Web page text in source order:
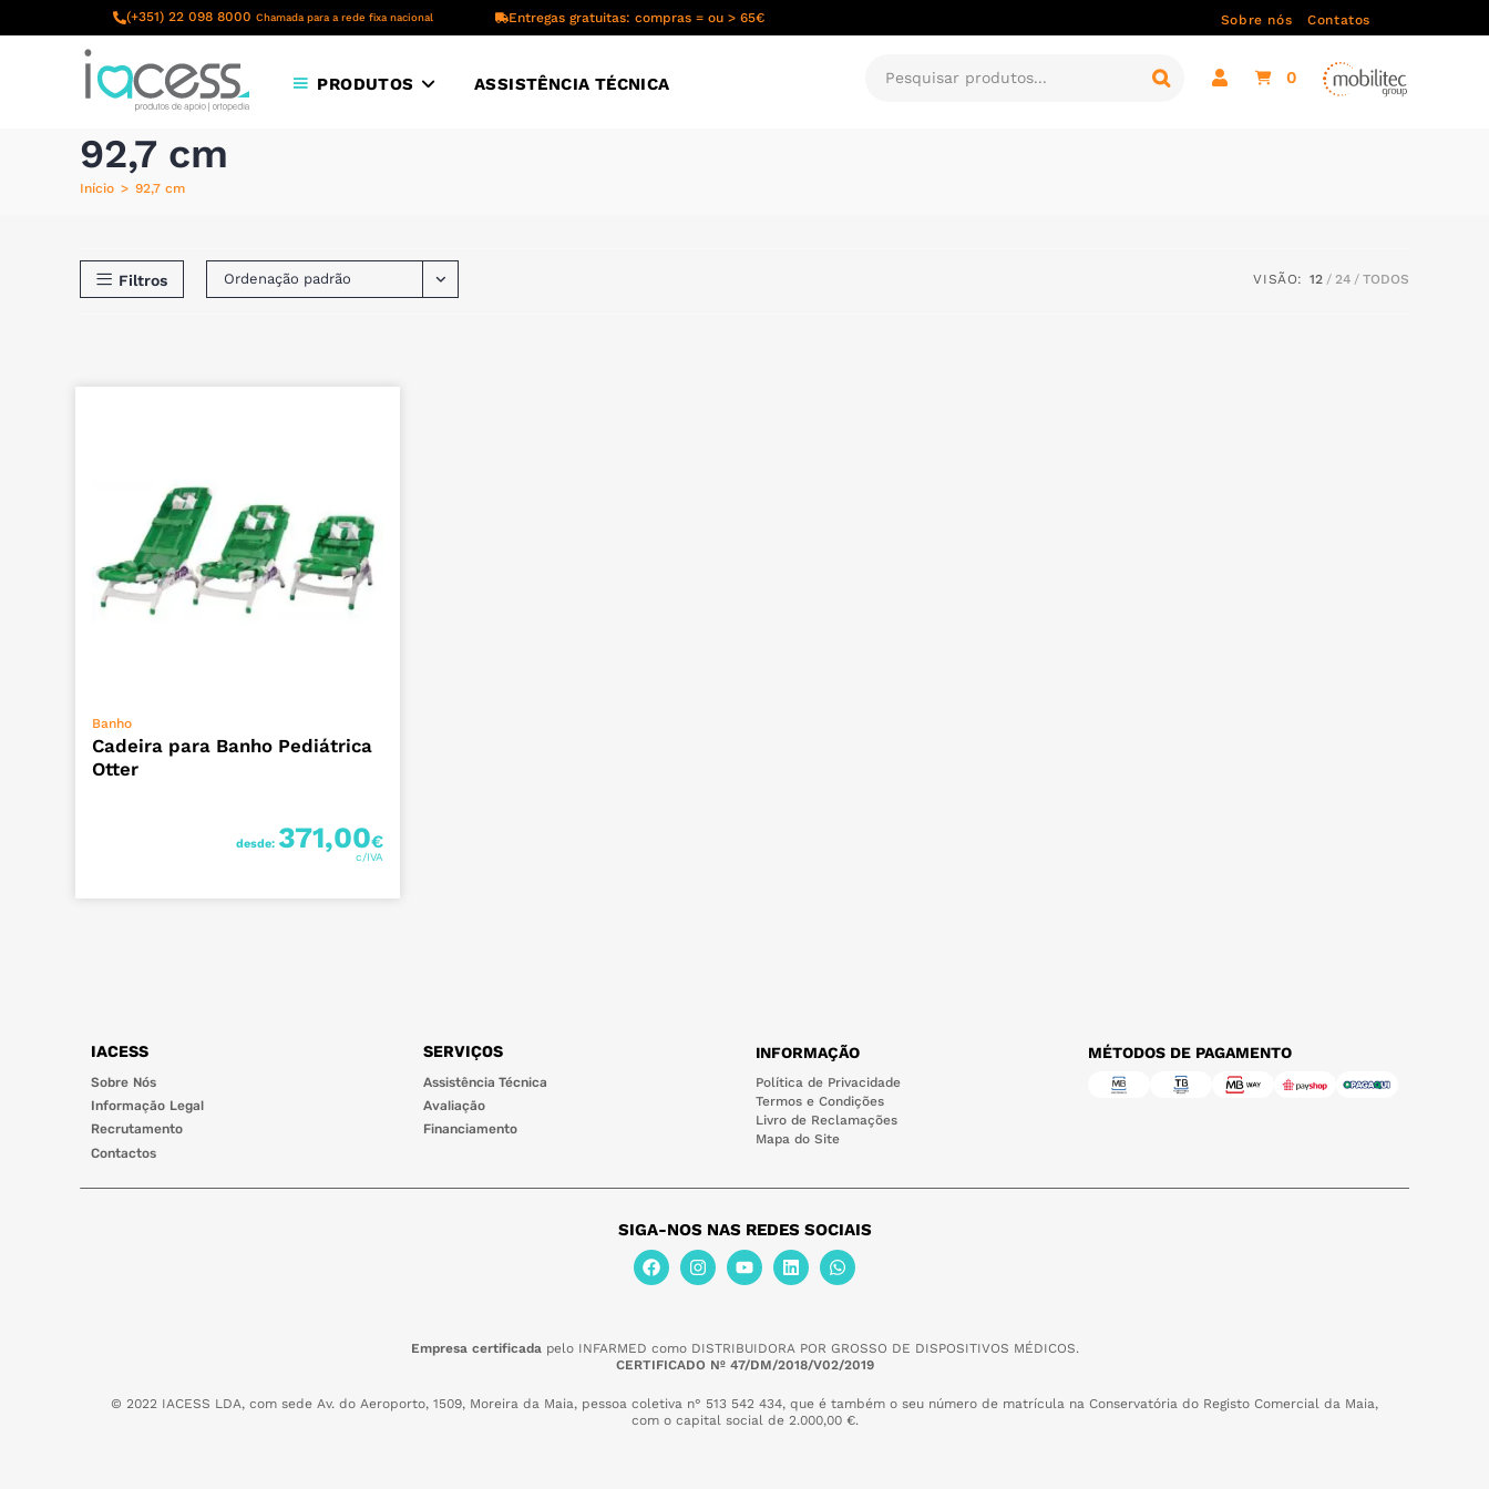
(+351) 22 098 8000 Chamada para a rede fixa nacional Entregas gratuitas: compras = ou > 65€ Sobre nós Contatos
0
PRODUTOS ASSISTÊNCIA TÉCNICA
92,7 cm
Início > 92,7 cm
Filtros Ordenação padrão VISÃO: 12 24 TODOS
Banho
Cadeira para Banho Pediátrica
Otter
desde: 371,00€
IACESS
Sobre Nós
Informação Legal
Recrutamento
Contactos
SERVIÇOS
Assistência Técnica
Avaliação
Financiamento
INFORMAÇÃO
Política de Privacidade
Termos e Condições
Livro de Reclamações
Mapa do Site
MÉTODOS DE PAGAMENTO
SIGA-NOS NAS REDES SOCIAIS
Empresa certificadapelo INFARMED como DISTRIBUIDORA POR GROSSO DE DISPOSITIVOS MÉDICOS.
CERTIFICADO Nº 47/DM/2018/V02/2019
© 2022 IACESS LDA, com sede Av. do Aeroporto, 1509, Moreira da Maia, pessoa coletiva n° 513 542 434, que é também o seu número de matrícula na Conservatória do Registo Comercial da Maia,
com o capital social de 2.000,00 €.